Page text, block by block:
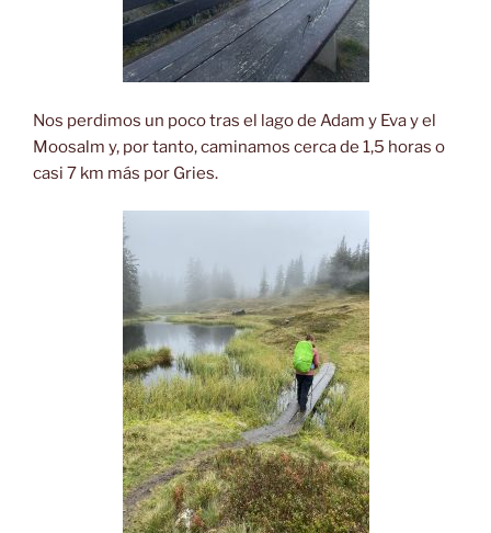
Nos perdimos un poco tras el lago de Adam y Eva y el
Moosalm y, por tanto, caminamos cerca de 1,5 horas o
casi 7 km más por Gries.